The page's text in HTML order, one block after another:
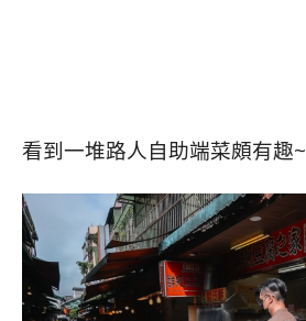
看到一堆路人自助端菜頗有趣~